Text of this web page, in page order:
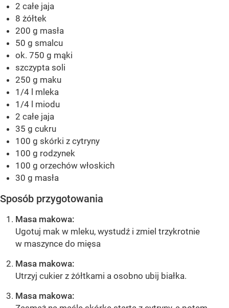
2 całe jaja
8 żółtek
200 g masła
50 g smalcu
ok. 750 g mąki
szczypta soli
250 g maku
1/4 l mleka
1/4 l miodu
2 całe jaja
35 g cukru
100 g skórki z cytryny
100 g rodzynek
100 g orzechów włoskich
30 g masła
Sposób przygotowania
Masa makowa:
Ugotuj mak w mleku, wystudź i zmiel trzykrotnie
w maszynce do mięsa
Masa makowa:
Utrzyj cukier z żółtkami a osobno ubij białka.
Masa makowa: